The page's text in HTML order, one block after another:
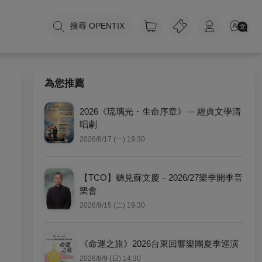
搜尋 OPENTIX
為您推薦
2026《琉璃光・生命序章》— 經典文學清
唱劇
2026/8/17 (一) 19:30
【TCO】聽見蘇文慶－2026/27樂季開季音
樂會
2026/9/15 (二) 19:30
《命運之旅》2026台東回響樂團夏季巡演
2026/8/9 (日) 14:30